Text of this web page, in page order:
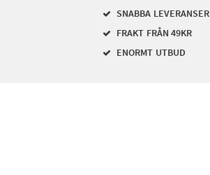
SNABBA LEVERANSER
FRAKT FRÅN 49KR
ENORMT UTBUD